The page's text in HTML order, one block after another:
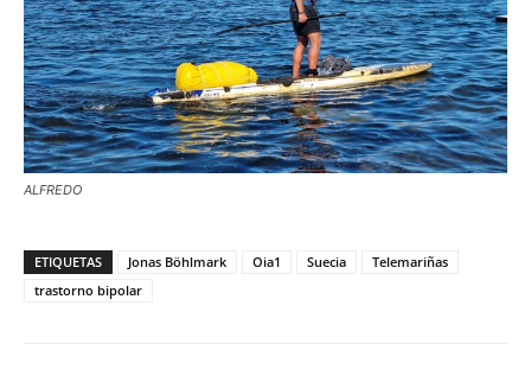
ALFREDO
ETIQUETAS Jonas Böhlmark Oia1 Suecia
Telemariñas
trastorno bipolar